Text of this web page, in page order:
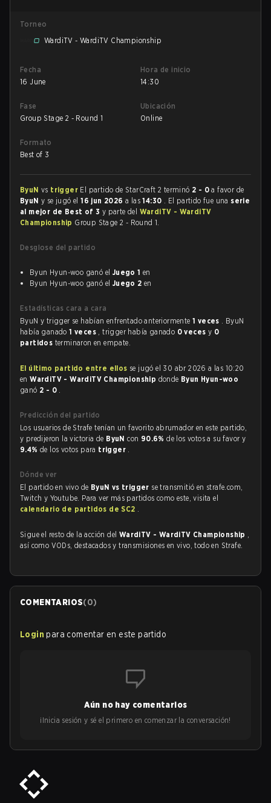
Torneo
WardiTV - WardiTV Championship
Fecha
16 June
Hora de inicio
14:30
Fase
Group Stage 2 - Round 1
Ubicación
Online
Formato
Best of 3
ByuN vs trigger El partido de StarCraft 2 terminó 2 - 0 a favor de
ByuN y se jugó el16 jun 2026a las14:30 . El partido fue una serie
al mejor de Best of 3 y parte del WardiTV - WardiTV
Championship Group Stage 2 - Round 1.
Desglose del partido
Byun Hyun-woo ganó el Juego 1 en
Byun Hyun-woo ganó el Juego 2 en
Estadísticas cara a cara
ByuN y trigger se habían enfrentado anteriormente 1 veces . ByuN
había ganado1 veces , trigger había ganado 0 veces y 0
partidos terminaron en empate.
El último partido entre ellos se jugó el 30 abr 2026 a las 10:20
enWardiTV - WardiTV Championship donde Byun Hyun-woo
ganó 2 - 0 .
Predicción del partido
Los usuarios de Strafe tenían un favorito abrumador en este partido,
y predijeron la victoria de ByuNcon 90.6%de los votos a su favor y
9.4% de los votos para trigger .
Dónde ver
El partido en vivo de ByuN vs trigger se transmitió en strafe.com,
Twitch y Youtube. Para ver más partidos como este, visita el
calendario de partidos de SC2 .
Sigue el resto de la acción del WardiTV - WardiTV Championship ,
así como VODs, destacados y transmisiones en vivo, todo en Strafe.
COMENTARIOS(0)
Login para comentar en este partido
Aún no hay comentarios
¡Inicia sesión y sé el primero en comenzar la conversación!